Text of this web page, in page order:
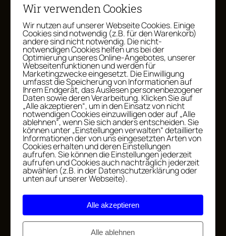
Schülerjobs und Ferienjobs:
Was dein Kind verdienen darf
– und ab wann
28.
Juli
2026
Geld fürs Zeugnis – ja oder
nein? So machst du was
Schönes draus
13.
Juli
2026
Arbeiten in den Sommerferien:
So klappt es, wenn die Kinder
allein zu Hause sind
7. Juli
Wir verwenden Cookies
Wir nutzen auf unserer Webseite Cookies. Einige
Cookies sind notwendig (z.B. für den Warenkorb)
andere sind nicht notwendig. Die nicht-
notwendigen Cookies helfen uns bei der
Optimierung unseres Online-Angebotes, unserer
Webseitenfunktionen und werden für
Marketingzwecke eingesetzt. Die Einwilligung
umfasst die Speicherung von Informationen auf
Ihrem Endgerät, das Auslesen personenbezogener
Daten sowie deren Verarbeitung. Klicken Sie auf
„Alle akzeptieren“, um in den Einsatz von nicht
notwendigen Cookies einzuwilligen oder auf „Alle
ablehnen“, wenn Sie sich anders entscheiden. Sie
können unter „Einstellungen verwalten“ detaillierte
Informationen der von uns eingesetzten Arten von
Cookies erhalten und deren Einstellungen
aufrufen. Sie können die Einstellungen jederzeit
aufrufen und Cookies auch nachträglich jederzeit
abwählen (z.B. in der Datenschutzerklärung oder
unten auf unserer Webseite).
Alle akzeptieren
Alle ablehnen